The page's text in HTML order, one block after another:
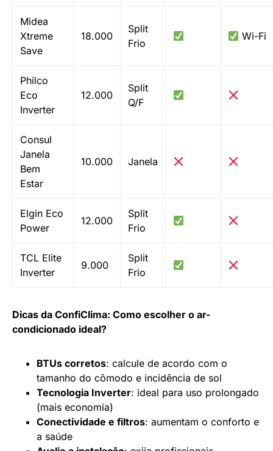
Midea
Xtreme
Save
18.000
Split
Frio
Wi-Fi
Philco
Eco
Inverter
12.000
Split
Q/F
Consul
Janela
Bem
Estar
10.000 Janela
Elgin Eco
Power
12.000
Split
Frio
TCL Elite
Inverter
9.000
Split
Frio
Dicas da ConfiClima: Como escolher o ar-
condicionado ideal?
BTUs corretos: calcule de acordo com o
tamanho do cômodo e incidência de sol
Tecnologia Inverter: ideal para uso prolongado
(mais economia)
Conectividade e filtros: aumentam o conforto e
a saúde